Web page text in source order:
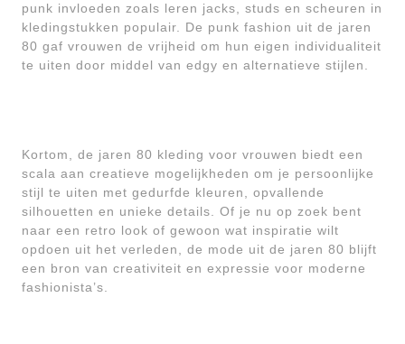
punk invloeden zoals leren jacks, studs en scheuren in
kledingstukken populair. De punk fashion uit de jaren
80 gaf vrouwen de vrijheid om hun eigen individualiteit
te uiten door middel van edgy en alternatieve stijlen.
Kortom, de jaren 80 kleding voor vrouwen biedt een
scala aan creatieve mogelijkheden om je persoonlijke
stijl te uiten met gedurfde kleuren, opvallende
silhouetten en unieke details. Of je nu op zoek bent
naar een retro look of gewoon wat inspiratie wilt
opdoen uit het verleden, de mode uit de jaren 80 blijft
een bron van creativiteit en expressie voor moderne
fashionista’s.